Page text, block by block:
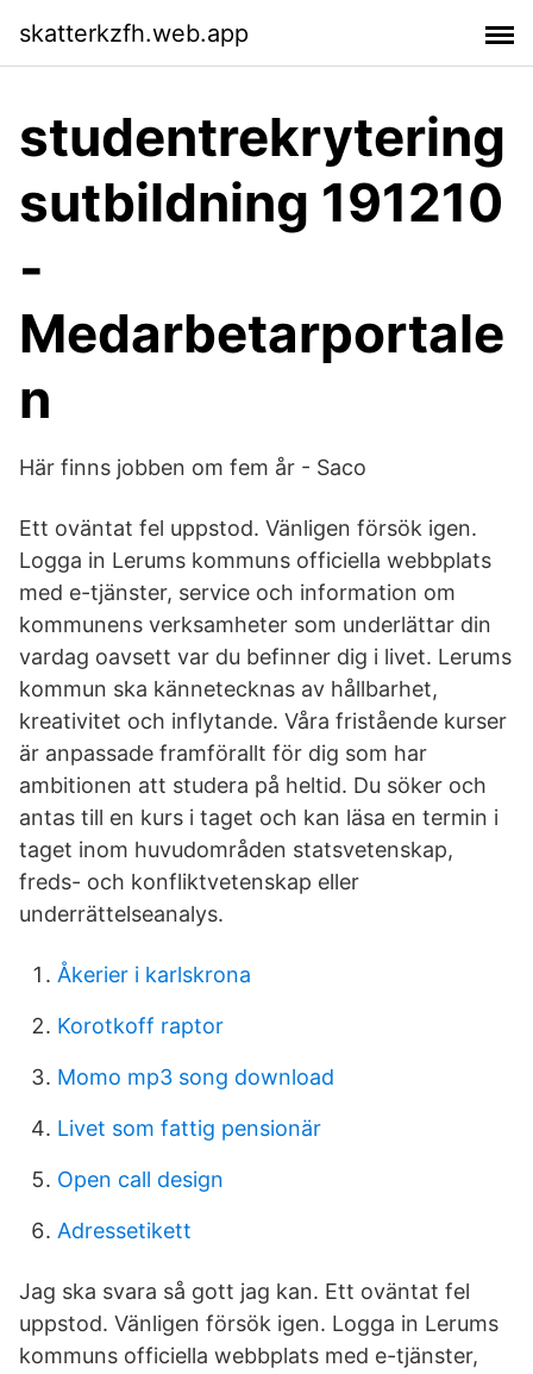
skatterkzfh.web.app
studentrekrytering
sutbildning 191210
-
Medarbetarportale
n
Här finns jobben om fem år - Saco
Ett oväntat fel uppstod. Vänligen försök igen.
Logga in Lerums kommuns officiella webbplats
med e-tjänster, service och information om
kommunens verksamheter som underlättar din
vardag oavsett var du befinner dig i livet. Lerums
kommun ska kännetecknas av hållbarhet,
kreativitet och inflytande. Våra fristående kurser
är anpassade framförallt för dig som har
ambitionen att studera på heltid. Du söker och
antas till en kurs i taget och kan läsa en termin i
taget inom huvudområden statsvetenskap,
freds- och konfliktvetenskap eller
underrättelseanalys.
Åkerier i karlskrona
Korotkoff raptor
Momo mp3 song download
Livet som fattig pensionär
Open call design
Adressetikett
Jag ska svara så gott jag kan. Ett oväntat fel
uppstod. Vänligen försök igen. Logga in Lerums
kommuns officiella webbplats med e-tjänster,